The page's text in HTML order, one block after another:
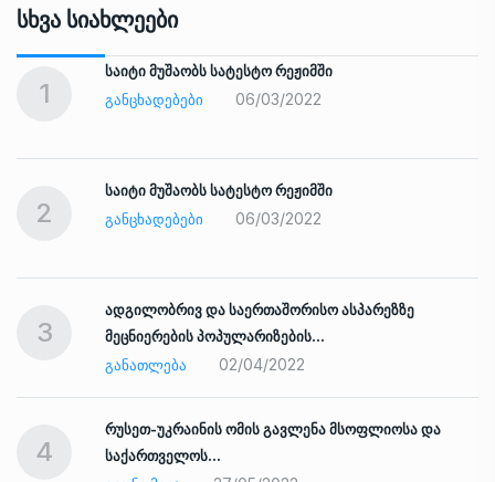
Სხვა Სიახლეები
1
საიტი მუშაობს სატესტო რეჟიმში
ᲒᲐᲜᲪᲮᲐᲓᲔᲑᲔᲑᲘ
06/03/2022
2
საიტი მუშაობს სატესტო რეჟიმში
ᲒᲐᲜᲪᲮᲐᲓᲔᲑᲔᲑᲘ
06/03/2022
3
ადგილობრივ და საერთაშორისო ასპარეზზე
მეცნიერების პოპულარიზების…
ᲒᲐᲜᲐᲗᲚᲔᲑᲐ
02/04/2022
4
რუსეთ-უკრაინის ომის გავლენა მსოფლიოსა და
საქართველოს…